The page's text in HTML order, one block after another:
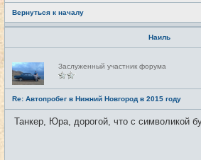
Вернуться к началу
Наиль
Н
е
в
с
е
Заслуженный участник форума
Re: Автопробег в Нижний Новгород в 2015 году
Танкер, Юра, дорогой, что с символикой